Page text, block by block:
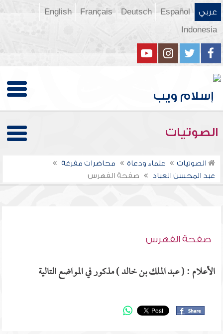
عربي Español
Deutsch
Français
English
Indonesia
الصوتيات
الصوتيات علماء ودعاة
محاضرات مفرغة
عبد المحسن العباد
صفحة الفهرس
صفحة الفهرس
الأعلام : ( عبد الملك بن خالد ) مذكور في المواضع التالية